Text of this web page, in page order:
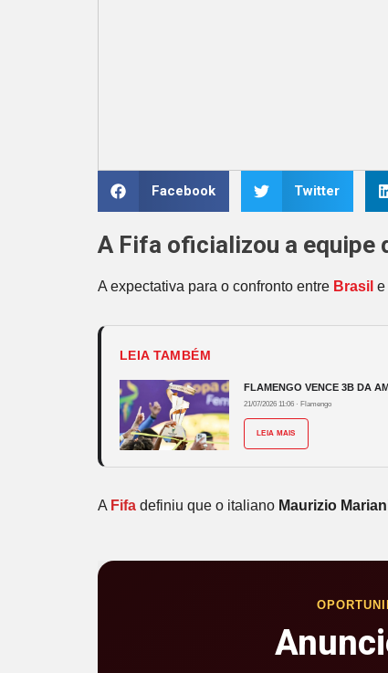
Facebook Twitter
A Fifa oficializou a equipe
A expectativa para o confronto entre Brasil e
LEIA TAMBÉM
FLAMENGO VENCE 3B DA
21/07/2026 11:06 · Flamengo
LEIA MAIS
A Fifa definiu que o italiano Maurizio